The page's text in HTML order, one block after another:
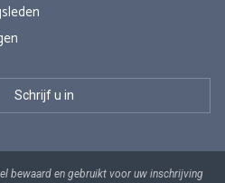
bewaard en gebruikt voor uw inschrijving